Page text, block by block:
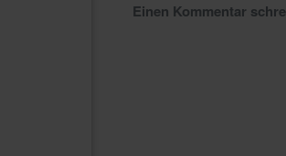
Einen Kommentar